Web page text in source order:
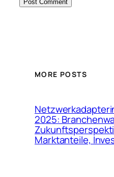
MORE POSTS
2025:
Marktanteile,